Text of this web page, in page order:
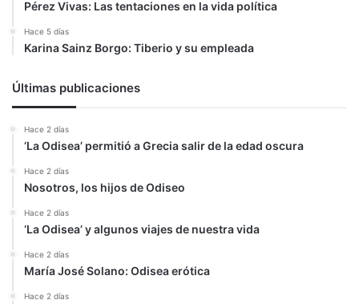
Pérez Vivas: Las tentaciones en la vida política
Hace 5 días
Karina Sainz Borgo: Tiberio y su empleada
Últimas publicaciones
Hace 2 días
‘La Odisea’ permitió a Grecia salir de la edad oscura
Hace 2 días
Nosotros, los hijos de Odiseo
Hace 2 días
‘La Odisea’ y algunos viajes de nuestra vida
Hace 2 días
María José Solano: Odisea erótica
Hace 2 días